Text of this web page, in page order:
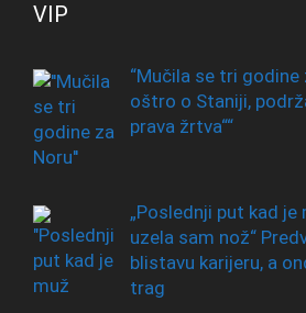
VIP
“Mučila se tri godine
oštro o Staniji,
prava žrtva““
„Poslednji put kad je
uzela sam nož“
blistavu karijeru, a
trag